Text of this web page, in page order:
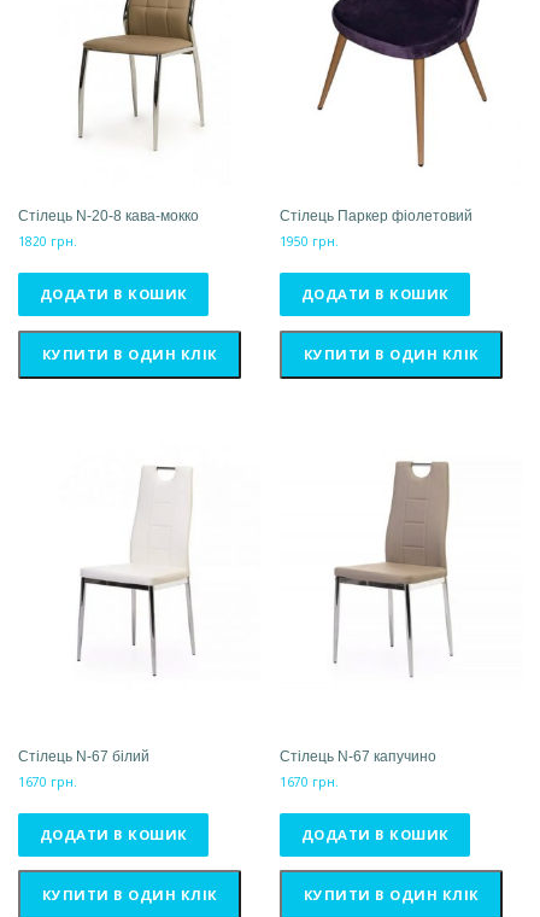
Стілець N-20-8 кава-мокко
1820 грн.
ДОДАТИ В КОШИК
КУПИТИ В ОДИН КЛІК
Стілець Паркер фіолетовий
1950 грн.
ДОДАТИ В КОШИК
КУПИТИ В ОДИН КЛІК
Стілець N-67 білий
1670 грн.
ДОДАТИ В КОШИК
КУПИТИ В ОДИН КЛІК
Стілець N-67 капучино
1670 грн.
ДОДАТИ В КОШИК
КУПИТИ В ОДИН КЛІК